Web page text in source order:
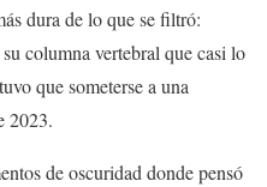
dura de lo que se filtró:
columna vertebral que casi lo
que someterse a una
2023.
de oscuridad donde pensó